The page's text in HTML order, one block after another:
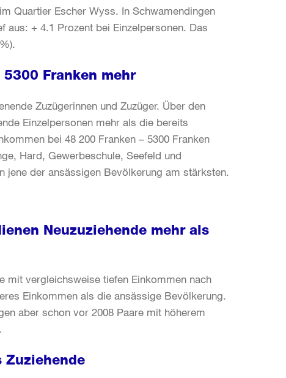
Quartier Escher Wyss. In Schwamendingen
+ 4.1 Prozent bei Einzelpersonen. Das
Franken mehr
Zuzügerinnen und Zuzüger. Über den
Einzelpersonen mehr als die bereits
bei 48 200 Franken – 5300 Franken
Hard, Gewerbeschule, Seefeld und
jene der ansässigen Bevölkerung am stärksten.
Neuzuziehende mehr als
mit vergleichsweise tiefen Einkommen nach
Einkommen als die ansässige Bevölkerung.
aber schon vor 2008 Paare mit höherem
Zuziehende